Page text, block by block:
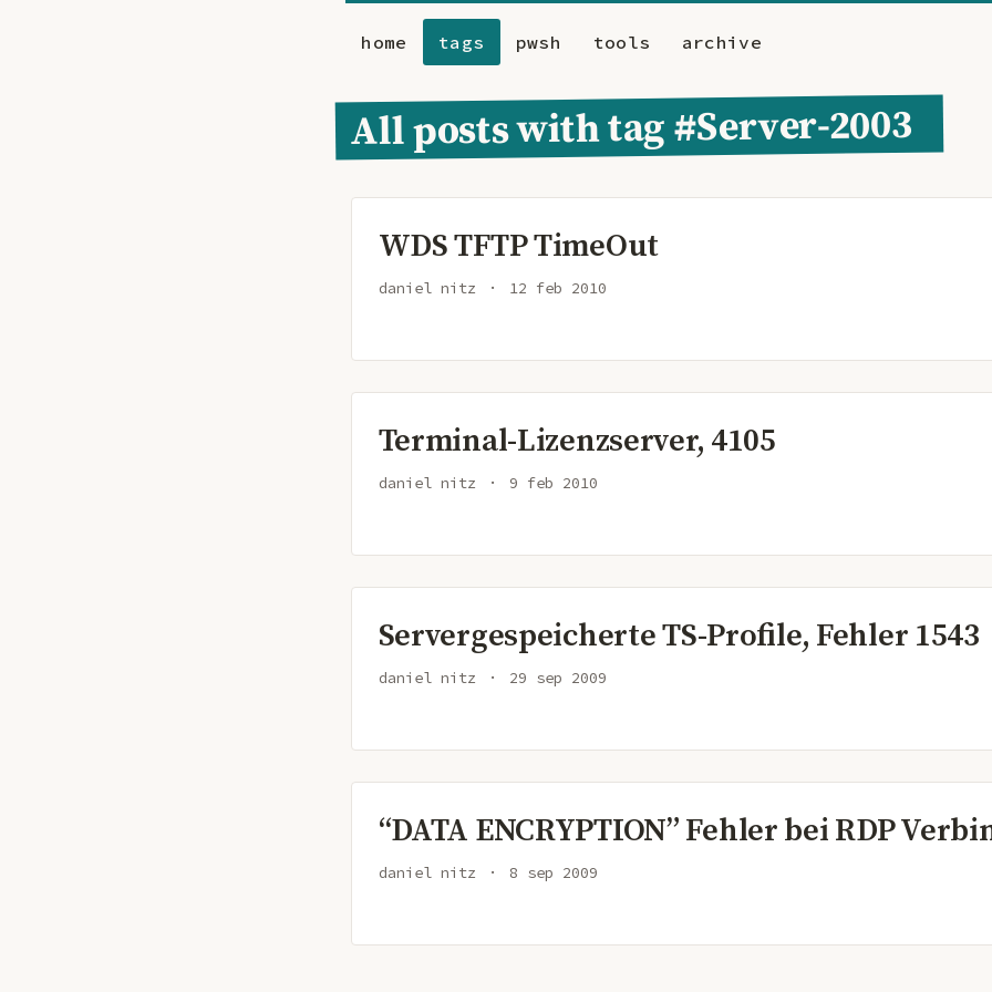
home tags pwsh tools archive
All posts with tag #Server-2003
WDS TFTP TimeOut
daniel nitz 12 feb 2010
Terminal-Lizenzserver, 4105
daniel nitz 9 feb 2010
Servergespeicherte TS-Profile, Fehler 1543
daniel nitz 29 sep 2009
“DATA ENCRYPTION” Fehler bei RDP
daniel nitz 8 sep 2009